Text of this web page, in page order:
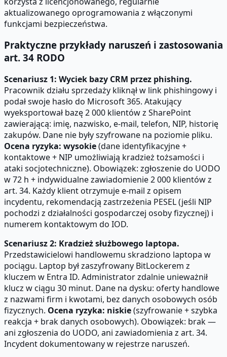
aktualizowanego oprogramowania z włączonymi
funkcjami bezpieczeństwa.
Praktyczne przykłady naruszeń i zastosowania
art. 34 RODO
Scenariusz 1: Wyciek bazy CRM przez phishing.
Pracownik działu sprzedaży kliknął w link phishingowy i
podał swoje hasło do Microsoft 365. Atakujący
wyeksportował bazę 2 000 klientów z SharePoint
zawierającą: imię, nazwisko, e-mail, telefon, NIP, historię
zakupów. Dane nie były szyfrowane na poziomie pliku.
Ocena ryzyka: wysokie(dane identyfikacyjne +
kontaktowe + NIP umożliwiają kradzież tożsamości i
ataki socjotechniczne). Obowiązek: zgłoszenie do UODO
w 72 h + indywidualne zawiadomienie 2 000 klientów z
art. 34. Każdy klient otrzymuje e-mail z opisem
incydentu, rekomendacją zastrzeżenia PESEL (jeśli NIP
pochodzi z działalności gospodarczej osoby fizycznej) i
numerem kontaktowym do IOD.
Scenariusz 2: Kradzież służbowego laptopa.
Przedstawicielowi handlowemu skradziono laptopa w
pociągu. Laptop był zaszyfrowany BitLockerem z
kluczem w Entra ID. Administrator zdalnie unieważnił
klucz w ciągu 30 minut. Dane na dysku: oferty handlowe
z nazwami firm i kwotami, bez danych osobowych osób
fizycznych. Ocena ryzyka: niskie(szyfrowanie + szybka
reakcja + brak danych osobowych). Obowiązek: brak —
ani zgłoszenia do UODO, ani zawiadomienia z art. 34.
Incydent dokumentowany w rejestrze naruszeń.